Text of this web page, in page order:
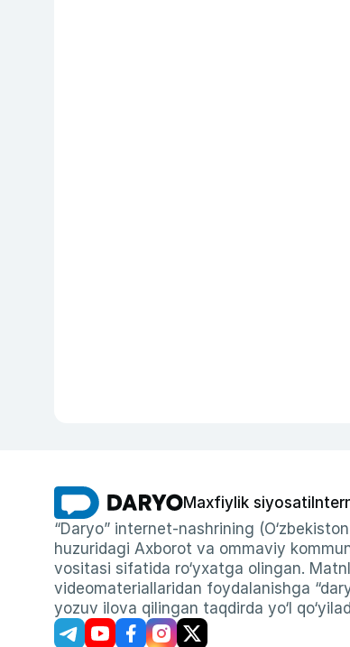
Maxfiylik siyosati
“Daryo” internet-nashrining
huzuridagi Axborot va ommaviy
vositasi sifatida ro‘yxatga olingan.
videomateriallaridan foydalanishga
yozuv ilova qilingan taqdirda yo‘l